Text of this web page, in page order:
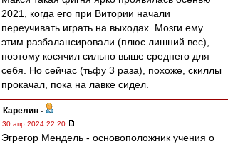
2021, когда его при Витории начали
переучивать играть на выходах. Мозги ему
этим разбалансировали (плюс лишний вес),
поэтому косячил сильно выше среднего для
себя. Но сейчас (тьфу 3 раза), похоже, скиллы
прокачал, пока на лавке сидел.
Карелин -
30 апр 2024 22:20
Эгрегор Мендель - основоположник учения о